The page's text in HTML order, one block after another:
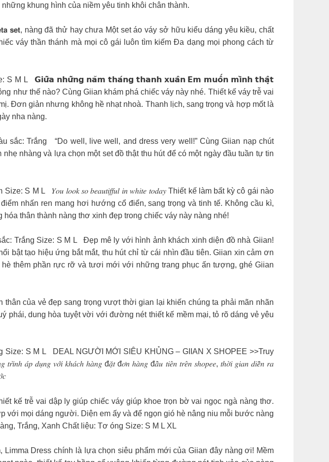
khung hình của niềm yêu tinh khôi chân thành.
𝘀𝗲𝘁, nàng đã thử hay chưa Một set áo váy sở hữu kiểu dáng yêu kiều, chất
váy thần thánh mà mọi cô gái luôn tìm kiếm Đa dạng mọi phong cách từ
S M L
𝗚𝗶𝘂̛̃𝗮 𝗻𝗵𝘂̛̃𝗻𝗴 𝗻𝗮̆𝗺 𝘁𝗵𝗮́𝗻𝗴 𝘁𝗵𝗮𝗻𝗵 𝘅𝘂𝗮̂𝗻 𝗘𝗺 𝗺𝘂𝗼̂́𝗻 𝗺𝗶̀𝗻𝗵 𝘁𝗵𝗮̣̂𝘁
như thế nào? Cùng Giian khám phá chiếc váy này nhé. Thiết kế váy trễ vai
Đơn giản nhưng không hề nhạt nhoà. Thanh lịch, sang trọng và hợp mốt là
nha nàng.
sắc: Trắng
“Do well, live well, and dress very well!” Cùng Giian nạp chút
nhàng và lựa chọn một set đồ thật thu hút để có một ngày đầu tuần tự tin
Size: S M L
𝑌𝑜𝑢 𝑙𝑜𝑜𝑘 𝑠𝑜 𝑏𝑒𝑎𝑢𝑡𝑖𝑓𝑓𝑢𝑙 𝑖𝑛 𝑤ℎ𝑖𝑡𝑒 𝑡𝑜𝑑𝑎𝑦 Thiết kế làm bất kỳ cô gái nào
nhấn ren mang hơi hướng cổ điển, sang trọng và tinh tế. Không cầu kì,
thân thành nàng thơ xinh đẹp trong chiếc váy này nàng nhé!
Trắng Size: S M L
Đẹp mê ly với hình ảnh khách xinh diện đồ nhà Giian!
bật tạo hiệu ứng bắt mắt, thu hút chỉ từ cái nhìn đầu tiên. Giian xin cảm ơn
thêm phần rực rỡ và tươi mới với những trang phục ấn tượng, ghé Giian
thân của vẻ đẹp sang trọng vượt thời gian lại khiến chúng ta phải mãn nhãn
phái, dung hòa tuyệt vời với đường nét thiết kế mềm mại, tỏ rõ dáng vẻ yêu
Size: S M L
DEAL NGƯỜI MỚI SIÊU KHỦNG – GIIAN X SHOPEE >>Truy
𝑎́𝑝 𝑑𝑢̣𝑛𝑔 𝑣𝑜̛́𝑖 𝑘ℎ𝑎́𝑐ℎ ℎ𝑎̀𝑛𝑔 đ𝑎̣̆𝑡 đ𝑜̛𝑛 ℎ𝑎̀𝑛𝑔 đ𝑎̂̀𝑢 𝑡𝑖𝑒̂𝑛 𝑡𝑟𝑒̂𝑛 𝑠ℎ𝑜𝑝𝑒𝑒, 𝑡ℎ𝑜̛̀𝑖 𝑔𝑖𝑎𝑛 𝑑𝑖𝑒̂̃𝑛 𝑟𝑎
kế trễ vai dập ly giúp chiếc váy giúp khoe trọn bờ vai ngọc ngà nàng thơ.
với mọi dáng người. Diện em ấy và để ngọn gió hè nâng niu mỗi bước nàng
Trắng, Xanh Chất liệu: Tơ óng Size: S M L XL
Dress chính là lựa chọn siêu phẩm mới của Giian đây nàng ơi! Mềm